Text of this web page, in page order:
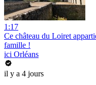
1:17
Ce château du Loiret
famille !
ici Orléans
il y a 4 jours